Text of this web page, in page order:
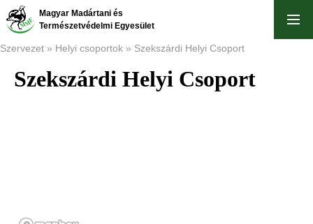
Ugrás
tartalomra
Magyar Madártani és
Természetvédelmi Egyesület
Morzsa
Szervezet Helyi csoportok Szekszárdi Helyi Csoport
Szekszárdi Helyi Csoport